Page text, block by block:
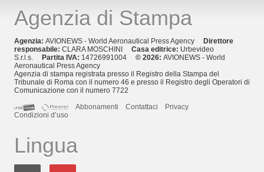
Agenzia di Stampa
Agenzia: AVIONEWS - World Aeronautical Press Agency
Direttore
responsabile: CLARA MOSCHINI Casa editrice: Urbevideo
S.r.l.s.
Partita IVA: 14726991004 © 2026: AVIONEWS - World
Aeronautical Press Agency
Agenzia di stampa registrata presso il Registro della Stampa del
Tribunale di Roma con il numero 46 e presso il Registro degli Operatori di
Comunicazione con il numero 7722
Abbonamenti
Contattaci
Privacy
Condizioni d’uso
Lingua